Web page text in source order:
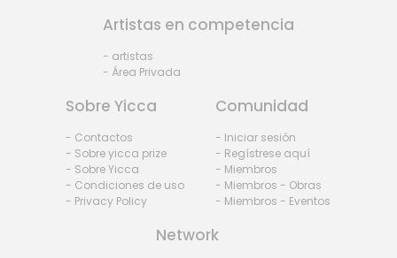
Artistas en competencia
- artistas
- Área Privada
Sobre Yicca
- Contactos
- Sobre yicca prize
- Sobre Yicca
- Condiciones de uso
- Privacy Policy
Comunidad
- Iniciar sesión
- Regístrese aquí
- Miembros
- Miembros - Obras
- Miembros - Eventos
Network